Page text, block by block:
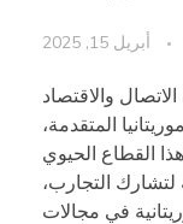
أبريل 15, 2025
والاقتصاد
2025، بهدف الاستفادة من خبرة موريتانيا المتقدمة،
لتشارك التجارب،
في مجالات